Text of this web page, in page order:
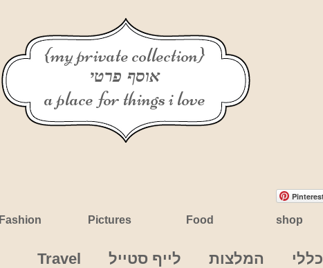
Fashion Pictures Food shop
כללי המלצות לייף סטייל Travel
{my private collection}
אוסף פרטי
a place for things i love